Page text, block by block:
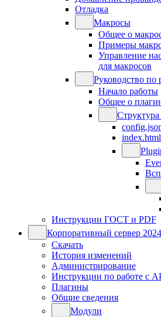
Отладка
Макросы
Общее о
Примеры
Управление
для макросов
Руководство по
Начало работы
Общее о
index.html
Инструкции ГОСТ и PDF
Корпоративный сервер 2024
Скачать
История изменений
Администрирование
Инструкции по работе с
Плагины
Общие сведения
Модули